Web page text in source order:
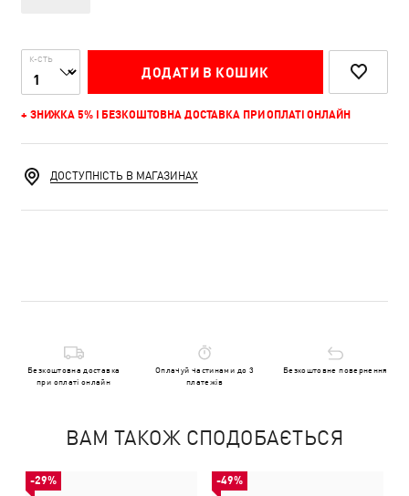
К-СТЬ
ДОДАТИ В КОШИК
+ ЗНИЖКА 5% І БЕЗКОШТОВНА ДОСТАВКА ПРИ ОПЛАТІ ОНЛАЙН
ДОСТУПНІСТЬ В МАГАЗИНАХ
Безкоштовна доставка
при оплаті онлайн
Оплачуй частинами до 3
платежів
Безкоштовне повернення
ВАМ ТАКОЖ СПОДОБАЄТЬСЯ
-29% -49%